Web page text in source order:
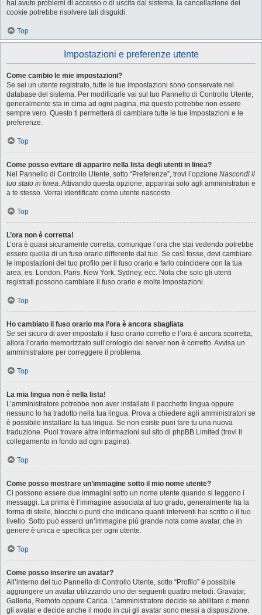
hai avuto problemi di accesso o di uscita dal sistema, la cancellazione dei
cookie potrebbe risolvere tali disguidi.
Top
Impostazioni e preferenze utente
Come cambio le mie impostazioni?
Se sei un utente registrato, tutte le tue impostazioni sono conservate nel
database del sistema. Per modificarle vai sul tuo Pannello di Controllo Utente;
generalmente sta in cima ad ogni pagina, ma questo potrebbe non essere
sempre vero. Questo ti permetterà di cambiare tutte le tue impostazioni e le
preferenze.
Top
Come posso evitare di apparire nella lista degli utenti in linea?
Nel Pannello di Controllo Utente, sotto “Preferenze”, trovi l’opzione Nascondi il
tuo stato in linea. Attivando questa opzione, apparirai solo agli amministratori e
a te stesso. Verrai identificato come utente nascosto.
Top
L’ora non è corretta!
L’ora è quasi sicuramente corretta, comunque l’ora che stai vedendo potrebbe
essere quella di un fuso orario differente dal tuo. Se così fosse, devi cambiare
le impostazioni del tuo profilo per il fuso orario e farlo coincidere con la tua
area, es. London, Paris, New York, Sydney, ecc. Nota che solo gli utenti
registrati possono cambiare il fuso orario e molte impostazioni.
Top
Ho cambiato il fuso orario ma l’ora è ancora sbagliata
Se sei sicuro di aver impostato il fuso orario corretto e l’ora è ancora scorretta,
allora l’orario memorizzato sull’orologio del server non è corretto. Avvisa un
amministratore per correggere il problema.
Top
La mia lingua non è nella lista!
L’amministratore potrebbe non aver installato il pacchetto lingua oppure
nessuno lo ha tradotto nella tua lingua. Prova a chiedere agli amministratori se
è possibile installare la tua lingua. Se non esiste puoi fare tu una nuova
traduzione. Puoi trovare altre informazioni sul sito di phpBB Limited (trovi il
collegamento in fondo ad ogni pagina).
Top
Come posso mostrare un’immagine sotto il mio nome utente?
Ci possono essere due immagini sotto un nome utente quando si leggono i
messaggi. La prima è l’immagine associata al tuo grado, generalmente ha la
forma di stelle, blocchi o punti che indicano quanti interventi hai scritto o il tuo
livello. Sotto può esserci un’immagine più grande nota come avatar, che in
genere è unica e specifica per ogni utente.
Top
Come posso inserire un avatar?
All’interno del tuo Pannello di Controllo Utente, sotto “Profilo” è possibile
aggiungere un avatar utilizzando uno dei seguenti quattro metodi: Gravatar,
Galleria, Remoto oppure Carica. L’amministratore decide se abilitare o meno
gli avatar e decide anche il modo in cui gli avatar sono messi a disposizione.